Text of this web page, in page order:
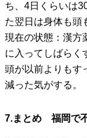
ち、4日くらいは
た翌日は身体も頭
現在の状態：漢方
に入ってしばらく
頭が以前よりもす
減った気がする。
7.まとめ 福岡で